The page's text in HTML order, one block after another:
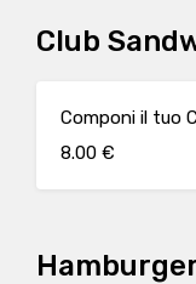
Club
Componi il tuo
8.00 €